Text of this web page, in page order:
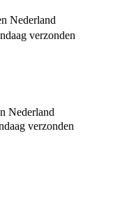
Nederland
verzonden
Nederland
verzonden